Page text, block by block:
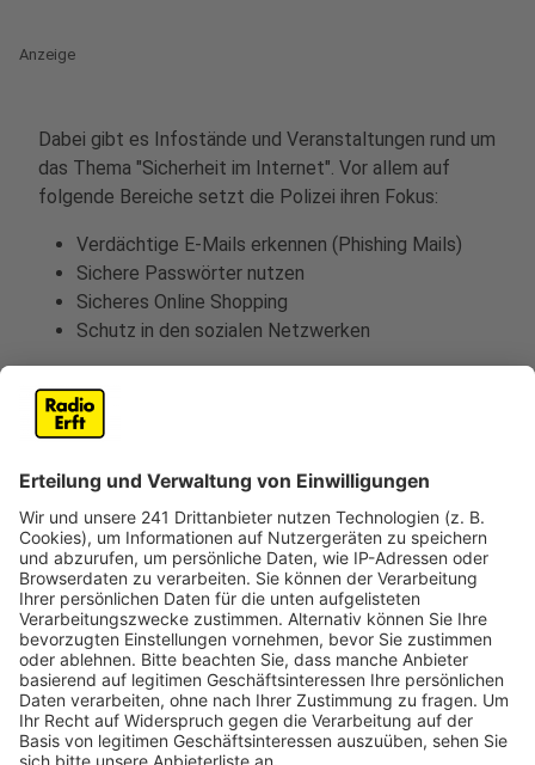
Anzeige
Dabei gibt es Infostände und Veranstaltungen rund um
das Thema "Sicherheit im Internet". Vor allem auf
folgende Bereiche setzt die Polizei ihren Fokus:
Verdächtige E-Mails erkennen (Phishing Mails)
Sichere Passwörter nutzen
Sicheres Online Shopping
Schutz in den sozialen Netzwerken
Aktion. Jeder, der möchte, kann sich bei einem "Test"
der Polizei anmelden. Innerhalb eines Monats werden
der Polizei verschickt. Dabei kann man testen, ob man
auf betrügerische Mails reingefallen wäre oder ob man
sie erkennt. Dazu gibt es gute Tipps der Polizei,
gefährliche Mails zu erkennen.
Zum "Phishing-Mail" Selbsttest geht esHIER!
Die Termine im Rhein-Erft-Kreis zum "Cyber Crime"
Monat auf einen Blick: